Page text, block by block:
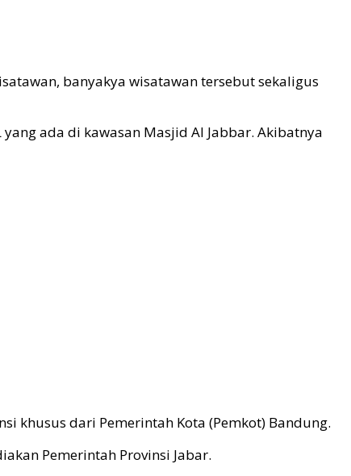
banyakya wisatawan tersebut sekaligus
ada di kawasan Masjid Al Jabbar. Akibatnya
khusus dari Pemerintah Kota (Pemkot) Bandung.
Pemerintah Provinsi Jabar.